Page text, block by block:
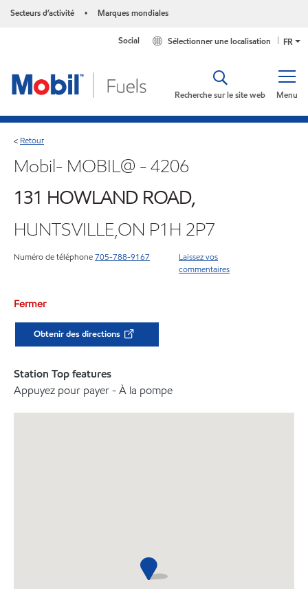
Secteurs d’activité • Marques mondiales
FR
Sélectionner une localisation
Social
Menu
Recherche sur le site web
< Retour
Mobil- MOBIL@ - 4206
131 HOWLAND ROAD,
HUNTSVILLE,ON P1H 2P7
Numéro de téléphone705-788-9167
Laissez vos
commentaires
Fermer
Obtenir des directions
Station Top features
Appuyez pour payer - À la pompe